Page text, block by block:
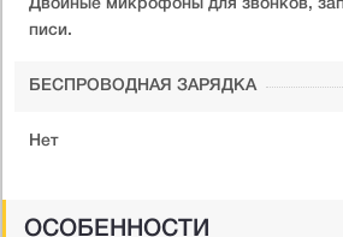
Двойные микрофоны для звонков,
писи.
БЕСПРОВОДНАЯ ЗАРЯДКА
Нет
ОСОБЕННОСТИ